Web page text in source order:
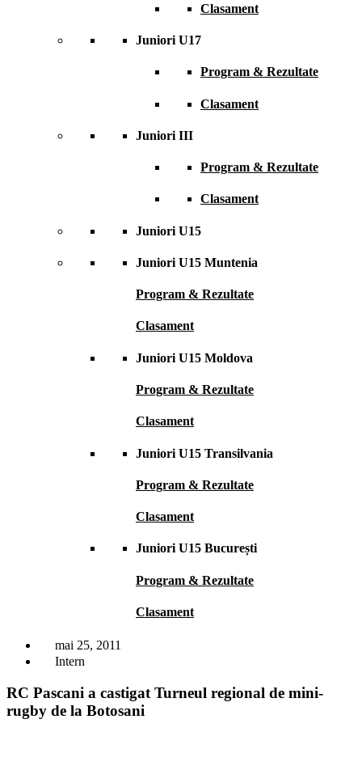
Clasament
Juniori U17
Program & Rezultate
Clasament
Juniori III
Program & Rezultate
Clasament
Juniori U15
Juniori U15 Muntenia
Program & Rezultate
Clasament
Juniori U15 Moldova
Program & Rezultate
Clasament
Juniori U15 Transilvania
Program & Rezultate
Clasament
Juniori U15 București
Program & Rezultate
Clasament
mai 25, 2011
Intern
RC Pascani a castigat Turneul regional de mini-
rugby de la Botosani